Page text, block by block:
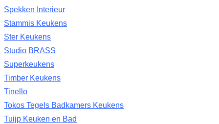
Spekken Interieur
Stammis Keukens
Ster Keukens
Studio BRASS
Superkeukens
Timber Keukens
Tinello
Tokos Tegels Badkamers Keukens
Tuijp Keuken en Bad